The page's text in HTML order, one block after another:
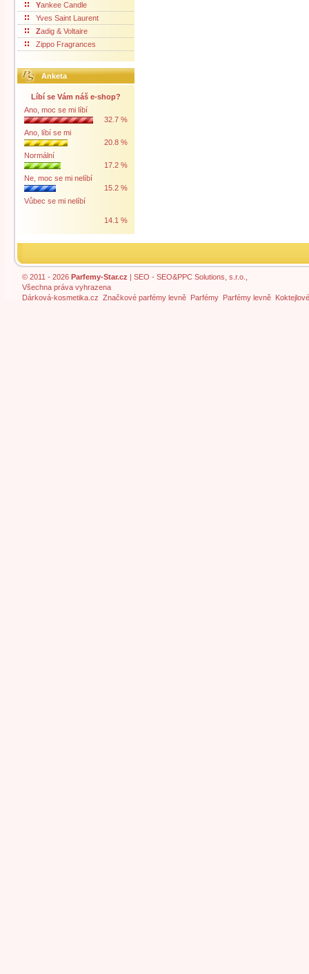
Yankee Candle
Yves Saint Laurent
Zadig & Voltaire
Zippo Fragrances
Anketa
Líbí se Vám náš e-shop?
Ano, moc se mi líbí
32.7 %
Ano, líbí se mi
20.8 %
Normální
17.2 %
Ne, moc se mi nelíbí
15.2 %
Vůbec se mi nelíbí
14.1 %
© 2011 - 2026 Parfemy-Star.cz | SEO - SEO&PPC Solutions, s.r.o.,
Všechna práva vyhrazena
Dárková-kosmetika.cz Značkové parfémy levně Parfémy Parfémy levně